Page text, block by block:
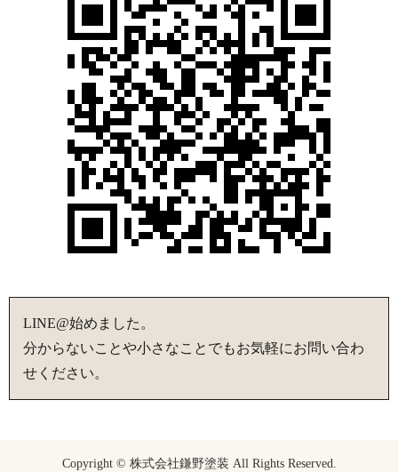
LINE@始めました。
分からないことや小さなことでもお気軽にお問い合わ
せください。
Copyright © 株式会社鎌野塗装 All Rights Reserved.